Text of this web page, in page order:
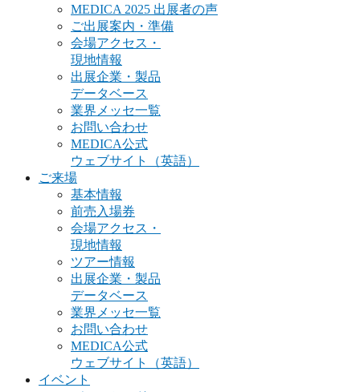
MEDICA 2025 出展者の声
ご出展案内・準備
会場アクセス・
現地情報
出展企業・製品
データベース
業界メッセ一覧
お問い合わせ
MEDICA公式
ウェブサイト（英語）
ご来場
基本情報
前売入場券
会場アクセス・
現地情報
ツアー情報
出展企業・製品
データベース
業界メッセ一覧
お問い合わせ
MEDICA公式
ウェブサイト（英語）
イベント